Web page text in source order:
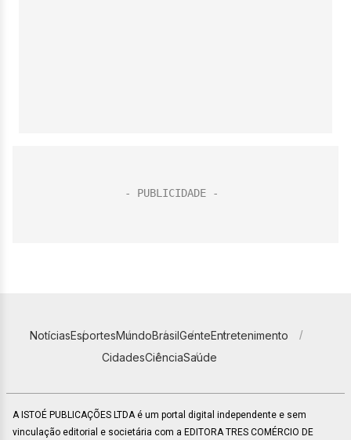
NotíciasEsportesMundoBrasilGenteEntretenimento
CidadesCiênciaSaúde
A ISTOÉ PUBLICAÇÕES LTDA é um portal digital independente e sem
vinculação editorial e societária com a EDITORA TRES COMÉRCIO DE